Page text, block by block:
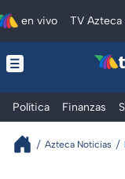
en vivo TV Azteca
Política Finanzas
Azteca Noticias